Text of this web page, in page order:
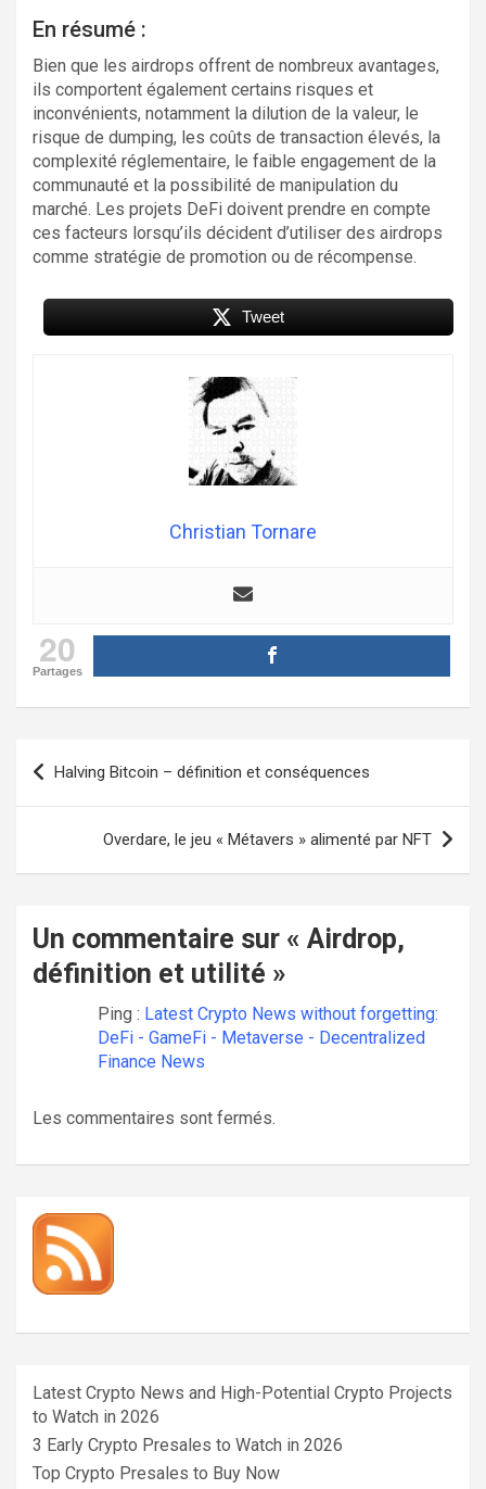
En résumé :
Bien que les airdrops offrent de nombreux avantages,
ils comportent également certains risques et
inconvénients, notamment la dilution de la valeur, le
risque de dumping, les coûts de transaction élevés, la
complexité réglementaire, le faible engagement de la
communauté et la possibilité de manipulation du
marché. Les projets DeFi doivent prendre en compte
ces facteurs lorsqu’ils décident d’utiliser des airdrops
comme stratégie de promotion ou de récompense.
Tweet
Christian Tornare
20
Partages
Navigation
de
l’article
Halving Bitcoin – définition et conséquences
Overdare, le jeu « Métavers » alimenté par NFT
Un commentaire sur « Airdrop,
définition et utilité »
Ping : Latest Crypto News without forgetting:
DeFi - GameFi - Metaverse - Decentralized
Finance News
Les commentaires sont fermés.
Latest Crypto News and High-Potential Crypto Projects
to Watch in 2026
3 Early Crypto Presales to Watch in 2026
Top Crypto Presales to Buy Now